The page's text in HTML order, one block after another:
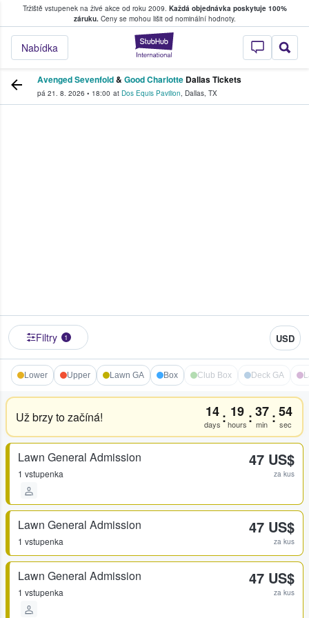
Tržiště vstupenek na živé akce od roku 2009. Každá objednávka poskytuje 100%
záruku.Ceny se mohou lišit od nominální hodnoty.
StubHub –
Nabídka
kde fanoušci kupují a prodávají vstupenky
Avenged Sevenfold& Good Charlotte Dallas Tickets
pá 21. 8. 2026 • 18:00 at Dos Equis Pavilion, Dallas, TX
Filtry 1 USD
Lower Upper Lawn GA Box Club Box Deck GA
Už brzy to začíná! 14
days : 19
hours :37
min :54
sec
Lawn General Admission
1 vstupenka
47 US$
za kus
Lawn General Admission
1 vstupenka
47 US$
za kus
Lawn General Admission
1 vstupenka
47 US$
za kus